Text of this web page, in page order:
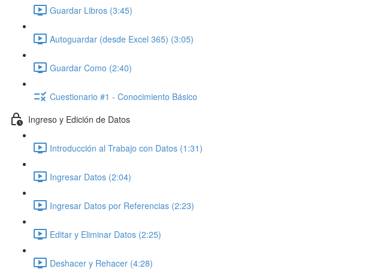
Guardar Libros (3:45)
Autoguardar (desde Excel 365) (3:05)
Guardar Como (2:40)
Cuestionario #1 - Conocimiento Básico
Ingreso y Edición de Datos
Introducción al Trabajo con Datos (1:31)
Ingresar Datos (2:04)
Ingresar Datos por Referencias (2:23)
Editar y Eliminar Datos (2:25)
Deshacer y Rehacer (4:28)